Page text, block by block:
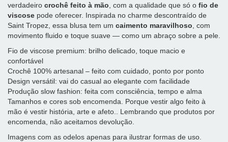
verdadeiro crochê feito à mão , com a qualidade que só o fio de
viscose pode oferecer. Inspirada no charme descontraído de
Saint Tropez, essa blusa tem um caimento maravilhoso , com
movimento fluido e toque suave — como um abraço sobre a pele.
Fio de viscose premium: brilho delicado, toque macio e
confortável
Crochê 100% artesanal – feito com cuidado, ponto por ponto
Design versátil: vai do casual ao elegante com facilidade
Produção slow fashion: feita com consciência, tempo e alma
Tamanhos e cores sob encomenda. Porque vestir algo feito à
mão é vestir história, arte e afeto.. Lembrando que produtos por
encomenda, não aceitamos devolução.
Imagens com as odelos apenas para ilustrar formas de uso.